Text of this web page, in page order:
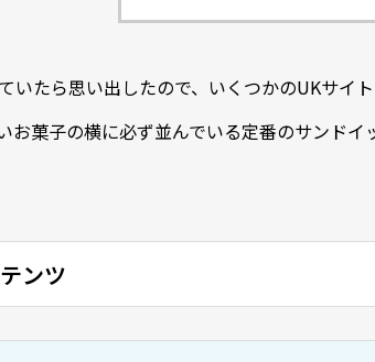
いたら思い出したので、いくつかのUKサイ
お菓子の横に必ず並んでいる定番のサンド
ンツ